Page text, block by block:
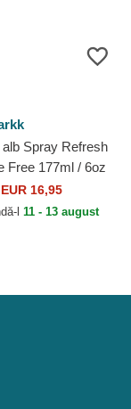
Spray Refresh
Free 177ml / 6oz
Markk
EUR 16,95
l 11 - 13 august